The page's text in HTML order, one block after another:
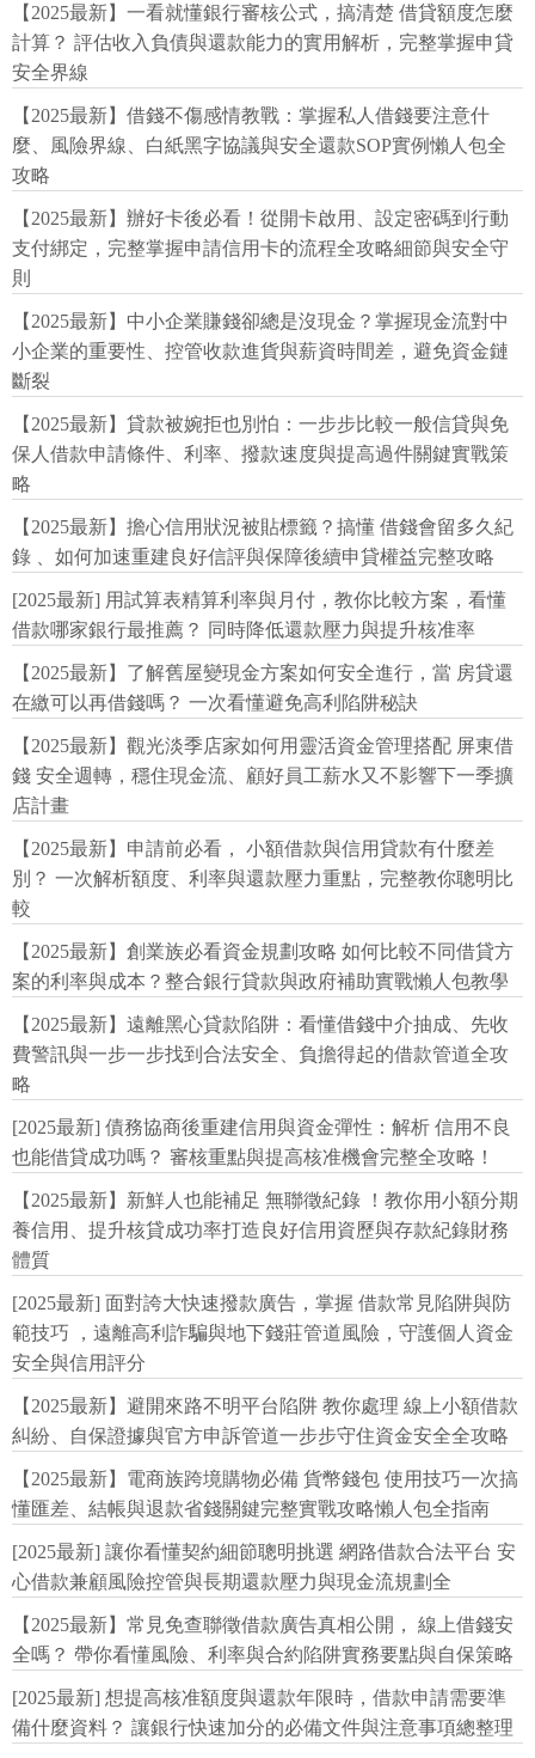
【2025最新】一看就懂銀行審核公式，搞清楚 借貸額度怎麼
計算？ 評估收入負債與還款能力的實用解析，完整掌握申貸
安全界線
【2025最新】借錢不傷感情教戰：掌握私人借錢要注意什
麼、風險界線、白紙黑字協議與安全還款SOP實例懶人包全
攻略
【2025最新】辦好卡後必看！從開卡啟用、設定密碼到行動
支付綁定，完整掌握申請信用卡的流程全攻略細節與安全守
則
【2025最新】中小企業賺錢卻總是沒現金？掌握現金流對中
小企業的重要性、控管收款進貨與薪資時間差，避免資金鏈
斷裂
【2025最新】貸款被婉拒也別怕：一步步比較一般信貸與免
保人借款申請條件、利率、撥款速度與提高過件關鍵實戰策
略
【2025最新】擔心信用狀況被貼標籤？搞懂 借錢會留多久紀
錄 、如何加速重建良好信評與保障後續申貸權益完整攻略
[2025最新] 用試算表精算利率與月付，教你比較方案，看懂
借款哪家銀行最推薦？ 同時降低還款壓力與提升核准率
【2025最新】了解舊屋變現金方案如何安全進行，當 房貸還
在繳可以再借錢嗎？ 一次看懂避免高利陷阱秘訣
【2025最新】觀光淡季店家如何用靈活資金管理搭配 屏東借
錢 安全週轉，穩住現金流、顧好員工薪水又不影響下一季擴
店計畫
【2025最新】申請前必看， 小額借款與信用貸款有什麼差
別？ 一次解析額度、利率與還款壓力重點，完整教你聰明比
較
【2025最新】創業族必看資金規劃攻略 如何比較不同借貸方
案的利率與成本？整合銀行貸款與政府補助實戰懶人包教學
【2025最新】遠離黑心貸款陷阱：看懂借錢中介抽成、先收
費警訊與一步一步找到合法安全、負擔得起的借款管道全攻
略
[2025最新] 債務協商後重建信用與資金彈性：解析 信用不良
也能借貸成功嗎？ 審核重點與提高核准機會完整全攻略！
【2025最新】新鮮人也能補足 無聯徵紀錄 ！教你用小額分期
養信用、提升核貸成功率打造良好信用資歷與存款紀錄財務
體質
[2025最新] 面對誇大快速撥款廣告，掌握 借款常見陷阱與防
範技巧 ，遠離高利詐騙與地下錢莊管道風險，守護個人資金
安全與信用評分
【2025最新】避開來路不明平台陷阱 教你處理 線上小額借款
糾紛、自保證據與官方申訴管道一步步守住資金安全全攻略
【2025最新】電商族跨境購物必備 貨幣錢包 使用技巧一次搞
懂匯差、結帳與退款省錢關鍵完整實戰攻略懶人包全指南
[2025最新] 讓你看懂契約細節聰明挑選 網路借款合法平台 安
心借款兼顧風險控管與長期還款壓力與現金流規劃全
【2025最新】常見免查聯徵借款廣告真相公開， 線上借錢安
全嗎？ 帶你看懂風險、利率與合約陷阱實務要點與自保策略
[2025最新] 想提高核准額度與還款年限時，借款申請需要準
備什麼資料？ 讓銀行快速加分的必備文件與注意事項總整理